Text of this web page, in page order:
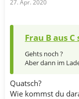
27. Apr. 2020
Frau B aus
Gehts noch ?
Aber dann im
Quatsch?
Wie kommst du